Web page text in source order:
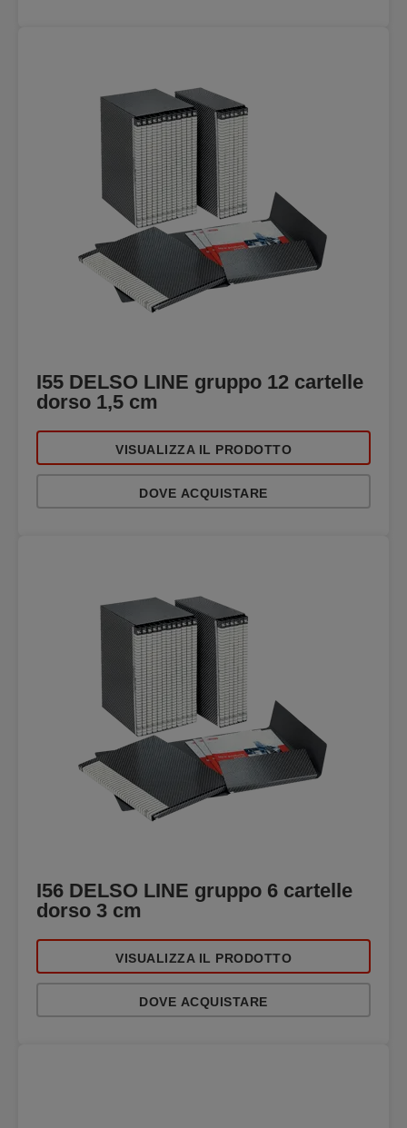
I55 DELSO LINE gruppo 12 cartelle
dorso 1,5 cm
VISUALIZZA IL PRODOTTO
DOVE ACQUISTARE
I56 DELSO LINE gruppo 6 cartelle
dorso 3 cm
VISUALIZZA IL PRODOTTO
DOVE ACQUISTARE